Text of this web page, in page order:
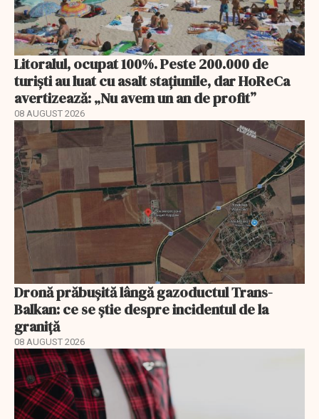
Litoralul, ocupat 100%. Peste 200.000 de
turiști au luat cu asalt stațiunile, dar HoReCa
avertizează: „Nu avem un an de profit”
08 AUGUST 2026
Dronă prăbușită lângă gazoductul Trans-
Balkan: ce se știe despre incidentul de la
graniță
08 AUGUST 2026